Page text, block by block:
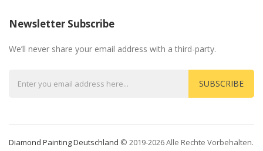
Newsletter Subscribe
We’ll never share your email address with a third-party.
SUBSCRIBE
Diamond Painting Deutschland © 2019-2026 Alle Rechte Vorbehalten.